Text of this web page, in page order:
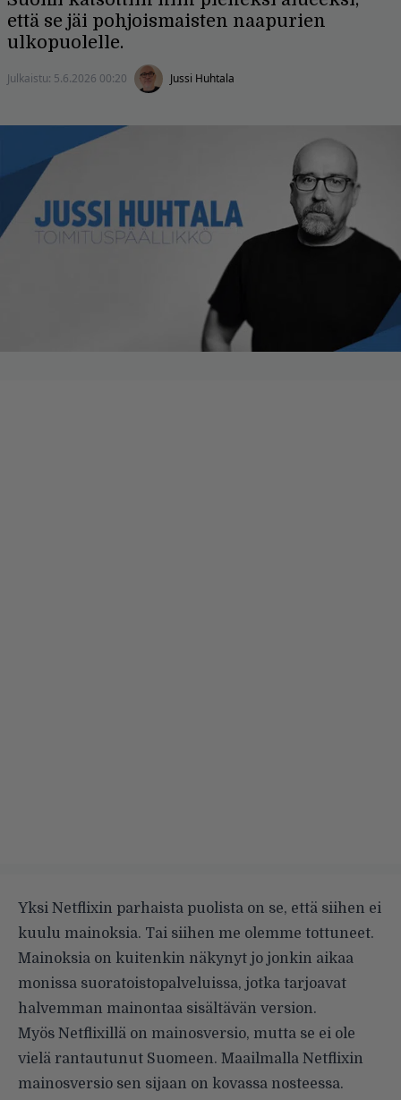
että se jäi pohjoismaisten naapurien
ulkopuolelle.
Julkaistu: 5.6.2026 00:20 Jussi Huhtala
Yksi Netflixin parhaista puolista on se, että siihen ei
kuulu mainoksia. Tai siihen me olemme tottuneet.
Mainoksia on kuitenkin näkynyt jo jonkin aikaa
monissa suoratoistopalveluissa, jotka tarjoavat
halvemman mainontaa sisältävän version.
Myös Netflixillä on mainosversio, mutta se ei ole
vielä rantautunut Suomeen. Maailmalla Netflixin
mainosversio sen sijaan on kovassa nosteessa.